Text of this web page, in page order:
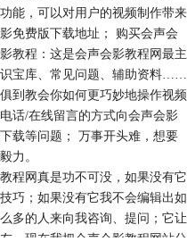
能，可以对用户的视频制作带来
免费版下载地址； 购买会声会
教程：这是会声会影教程网最主
宝库、常见问题、辅助资料……
到教会你如何更巧妙地操作视频
话/在线留言的方式向会声会影
载等问题； 万事开头难，想要
力。
程网真是功不可没，如果没有它
巧；如果没有它我不会编辑出如
多的人来向我咨询、提问；它让
。现在我把会声会影教程网站分